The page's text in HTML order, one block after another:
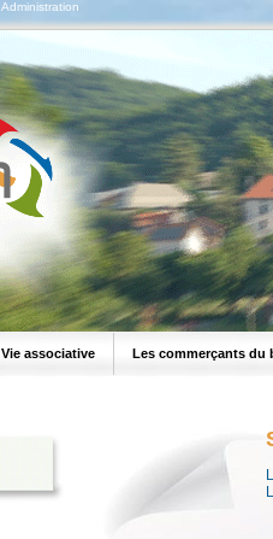
Administration
Vie associative Les commerçants du